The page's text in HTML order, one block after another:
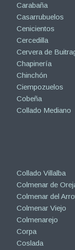
Carabaña
Casarrubuelos
Cenicientos
Cercedilla
Cervera de
Chapinería
Chinchón
Ciempozuelos
Cobeña
Collado Mediano
Collado Villalba
Colmenar de
Colmenar del
Colmenar Viejo
Colmenarejo
Corpa
Coslada